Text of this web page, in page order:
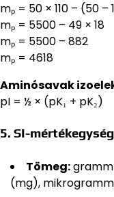
mₚ = 50 × 110 – (50 –
mₚ = 5500 – 49 × 18
mₚ = 5500 – 882
mₚ = 4618
Aminósavak
pI = ½ × (pK₁ + pK₂)
5. SI-
Tömeg:
(mg),